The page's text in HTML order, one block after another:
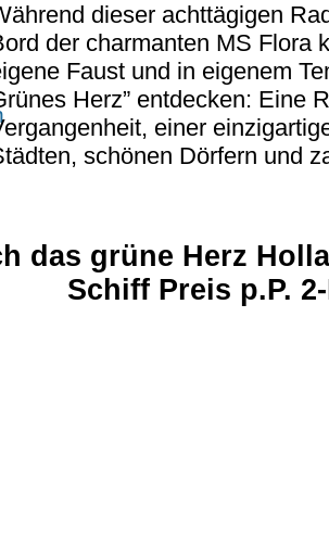
dieser achttägigen
der charmanten MS Flora
Faust und in eigenem
Herz” entdecken: Eine
einer
schönen Dörfern und
das grüne Herz
Schiff Preis p.P.